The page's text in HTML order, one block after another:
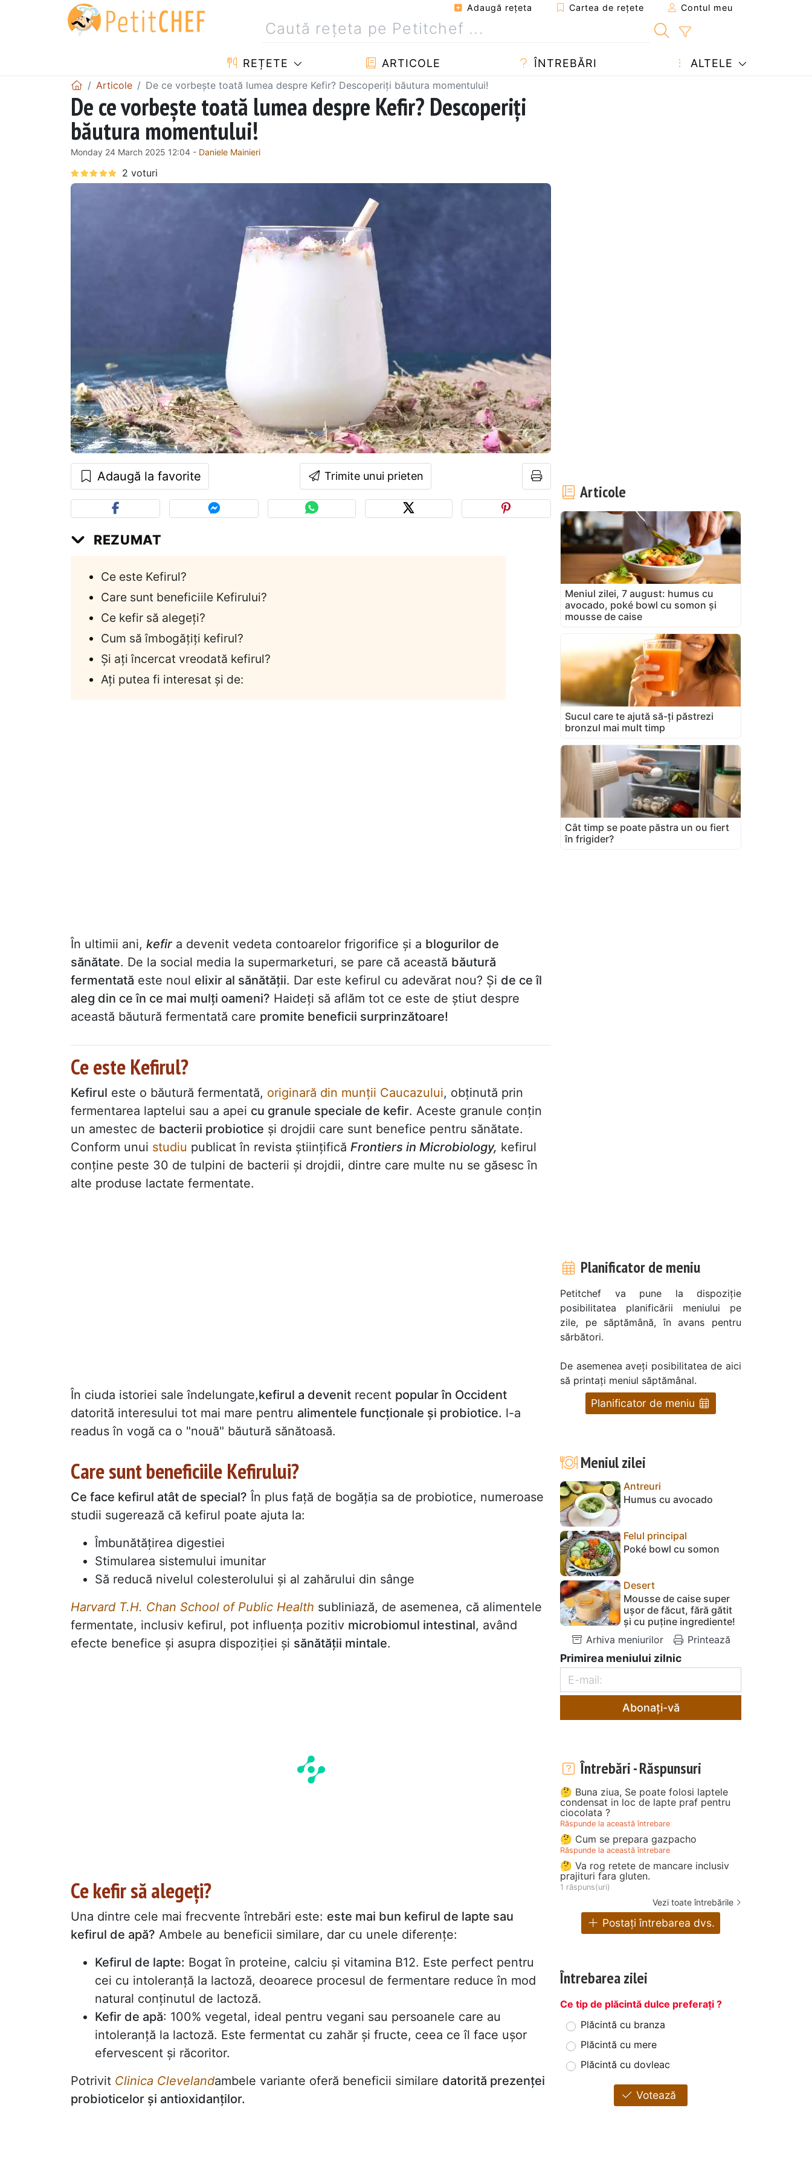
Adaugă reţeta Cartea de rețete Contul meu
REȚETE ARTICOLE ÎNTREBĂRI ALTELE
Articole De ce vorbește toată lumea despre Kefir? Descoperiți băutura momentului!
De ce vorbește toată lumea despre Kefir? Descoperiți
băutura momentului!
Monday 24 March 2025 12:04 - Daniele Mainieri
Adaugă la favorite Trimite unui prieten
REZUMAT
Ce este Kefirul?
Care sunt beneficiile Kefirului?
Ce kefir să alegeți?
Cum să îmbogățiți kefirul?
Și ați încercat vreodată kefirul?
Ați putea fi interesat și de:
În ultimii ani, kefir a devenit vedeta contoarelor frigorifice și a blogurilor de
sănătate. De la social media la supermarketuri, se pare că această băutură
fermentată este noul elixir al sănătății. Dar este kefirul cu adevărat nou? Și de ce îl
aleg din ce în ce mai mulți oameni? Haideți să aflăm tot ce este de știut despre
această băutură fermentată care promite beneficii surprinzătoare!
Ce este Kefirul?
Kefirul este o băutură fermentată, originară din munții Caucazului, obținută prin
fermentarea laptelui sau a apei cu granule speciale de kefir. Aceste granule conțin
un amestec de bacterii probiotice și drojdii care sunt benefice pentru sănătate.
Conform unui studiu publicat în revista științifică Frontiers in Microbiology, kefirul
conține peste 30 de tulpini de bacterii și drojdii, dintre care multe nu se găsesc în
alte produse lactate fermentate.
În ciuda istoriei sale îndelungate,kefirul a devenit recent popular în Occident
datorită interesului tot mai mare pentru alimentele funcționale și probiotice. l-a
readus în vogă ca o "nouă" băutură sănătoasă.
Care sunt beneficiile Kefirului?
Ce face kefirul atât de special? În plus față de bogăția sa de probiotice, numeroase
studii sugerează că kefirul poate ajuta la:
Îmbunătățirea digestiei
Stimularea sistemului imunitar
Să reducă nivelul colesterolului și al zahărului din sânge
Harvard T.H. Chan School of Public Health subliniază, de asemenea, că alimentele
fermentate, inclusiv kefirul, pot influența pozitiv microbiomul intestinal, având
efecte benefice și asupra dispoziției și sănătății mintale.
Ce kefir să alegeți?
Una dintre cele mai frecvente întrebări este: este mai bun kefirul de lapte sau
kefirul de apă? Ambele au beneficii similare, dar cu unele diferențe:
Kefirul de lapte: Bogat în proteine, calciu și vitamina B12. Este perfect pentru
cei cu intoleranță la lactoză, deoarece procesul de fermentare reduce în mod
natural conținutul de lactoză.
Kefir de apă: 100% vegetal, ideal pentru vegani sau persoanele care au
intoleranță la lactoză. Este fermentat cu zahăr și fructe, ceea ce îl face ușor
efervescent și răcoritor.
Potrivit Clinica Clevelandambele variante oferă beneficii similare datorită prezenței
probioticelor și antioxidanților.
Articole
Meniul zilei, 7 august: humus cu
avocado, poké bowl cu somon și
mousse de caise
Sucul care te ajută să-ți păstrezi
bronzul mai mult timp
Cât timp se poate păstra un ou fiert
în frigider?
Planificator de meniu
Petitchef va pune la dispoziție
posibilitatea planificării meniului pe
zile, pe săptămână, în avans pentru
sărbători.
De asemenea aveți posibilitatea de aici
să printați meniul săptămânal.
Planificator de meniu
Meniul zilei
Antreuri
Humus cu avocado
Felul principal
Poké bowl cu somon
Desert
Mousse de caise super
ușor de făcut, fără gătit
și cu puține ingrediente!
Arhiva meniurilor
Printează
Primirea meniului zilnic
Abonați-vă
Întrebări - Răspunsuri
🤔 Buna ziua, Se poate folosi laptele
condensat in loc de lapte praf pentru
ciocolata ?
Răspunde la această întrebare
🤔 Cum se prepara gazpacho
Răspunde la această întrebare
🤔 Va rog retete de mancare inclusiv
prajituri fara gluten.
1 răspuns(uri)
Vezi toate întrebările
Postați întrebarea dvs.
Întrebarea zilei
Ce tip de plăcintă dulce preferați ?
Plăcintă cu branza
Plăcintă cu mere
Plăcintă cu dovleac
Votează